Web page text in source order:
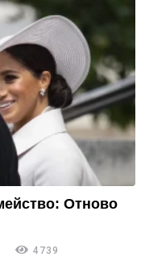
Отново
4739